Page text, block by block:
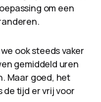
om een
ook steeds vaker
gemiddeld uren
Maar goed, het
tijd er vrij voor